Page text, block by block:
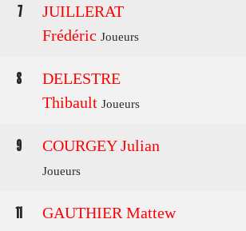
7
JUILLERAT
Frédéric Joueurs
8
DELESTRE
Thibault Joueurs
9 COURGEY Julian
Joueurs
11 GAUTHIER Mattew